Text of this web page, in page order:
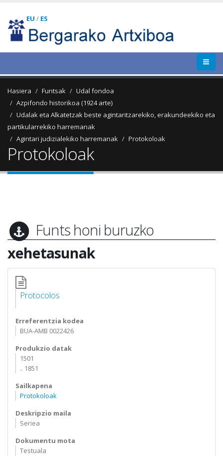
EU / ES
Hasiera Funtsak
Udal fondoa
Azpifondo historikoa (1924 arte)
Udalak eta Alkatetzak beste agintaritzarekiko, erakundeekiko eta
partikularrekiko harremanak
Agintari judizialekiko harremanak
Protokoloak
Protokoloak
Funts honi buruzko
xehetasunak
Protocolos
Erreferentzia kodea
BUA-AMB 0022426
Produkzio datak
1501
.. 1851
Sailkapena
Protokoloak
Deskripzio maila
Seriea
Dokumentu mota
Testuala